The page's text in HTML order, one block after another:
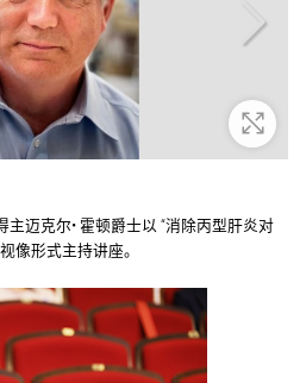
放大
迈克尔• 霍顿爵士以 “消除丙型肝炎对
像形式主持讲座。